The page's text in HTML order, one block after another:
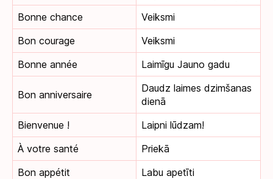
Bonne chance
Veiksmi
Bon courage
Veiksmi
Bonne année
Laimīgu Jauno gadu
Bon anniversaire
Daudz laimes dzimšanas
dienā
Bienvenue !
Laipni lūdzam!
À votre santé
Priekā
Bon appétit
Labu apetīti